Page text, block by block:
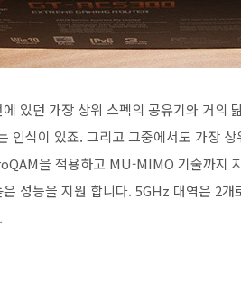
있던 가장 상위 스펙의 공유기와 거의
인식이 있죠. 그리고 그중에서도 가장
을 적용하고 MU-MIMO 기술까지
성능을 지원 합니다. 5GHz 대역은 2